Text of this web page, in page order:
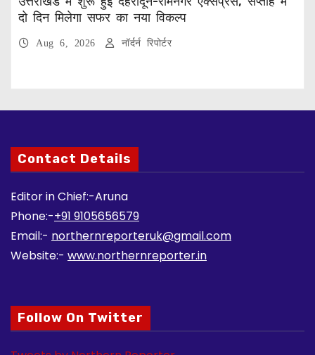
दो दिन मिलेगा सफर का नया विकल्प
Aug 6, 2026 नॉर्दर्न रिपोर्टर
Contact Details
Editor in Chief:-Aruna
Phone:-+91 9105656579
Email:- northernreporteruk@gmail.com
Website:- www.northernreporter.in
Follow On Twitter